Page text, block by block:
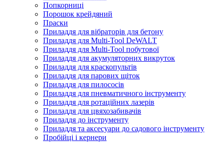
Попкорниці
Порошок крейдяний
Праски
Приладдя для вібраторів для бетону
Приладдя для Multi-Tool DeWALT
Приладдя для Multi-Tool побутової
Приладдя для акумуляторних викруток
Приладдя для краскопультів
Приладдя для парових щіток
Приладдя для пилососів
Приладдя для пневматичного інструменту
Приладдя для ротаційних лазерів
Приладдя для цвяхозабивачів
Приладдя до інструменту
Приладдя та аксесуари до садового інструменту
Пробійці і кернери